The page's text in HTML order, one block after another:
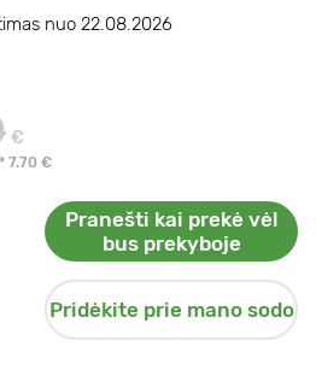
nuo 22.08.2026
€
7.70 €
Pranešti kai prekė vėl
bus prekyboje
Pridėkite prie mano sodo